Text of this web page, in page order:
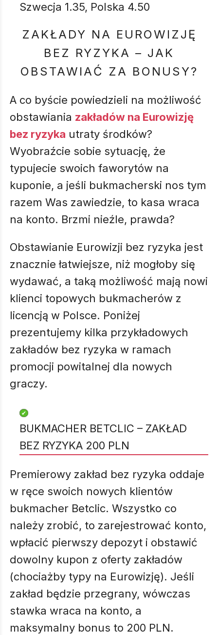
Szwecja 1.35, Polska 4.50
ZAKŁADY NA EUROWIZJĘ
BEZ RYZYKA – JAK
OBSTAWIAĆ ZA BONUSY?
A co byście powiedzieli na możliwość
obstawiania zakładów na Eurowizję
bez ryzyka utraty środków?
Wyobraźcie sobie sytuację, że
typujecie swoich faworytów na
kuponie, a jeśli bukmacherski nos tym
razem Was zawiedzie, to kasa wraca
na konto. Brzmi nieźle, prawda?
Obstawianie Eurowizji bez ryzyka jest
znacznie łatwiejsze, niż mogłoby się
wydawać, a taką możliwość mają nowi
klienci topowych bukmacherów z
licencją w Polsce. Poniżej
prezentujemy kilka przykładowych
zakładów bez ryzyka w ramach
promocji powitalnej dla nowych
graczy.
BUKMACHER BETCLIC – ZAKŁAD
BEZ RYZYKA 200 PLN
Premierowy zakład bez ryzyka oddaje
w ręce swoich nowych klientów
bukmacher Betclic. Wszystko co
należy zrobić, to zarejestrować konto,
wpłacić pierwszy depozyt i obstawić
dowolny kupon z oferty zakładów
(chociażby typy na Eurowizję). Jeśli
zakład będzie przegrany, wówczas
stawka wraca na konto, a
maksymalny bonus to 200 PLN.